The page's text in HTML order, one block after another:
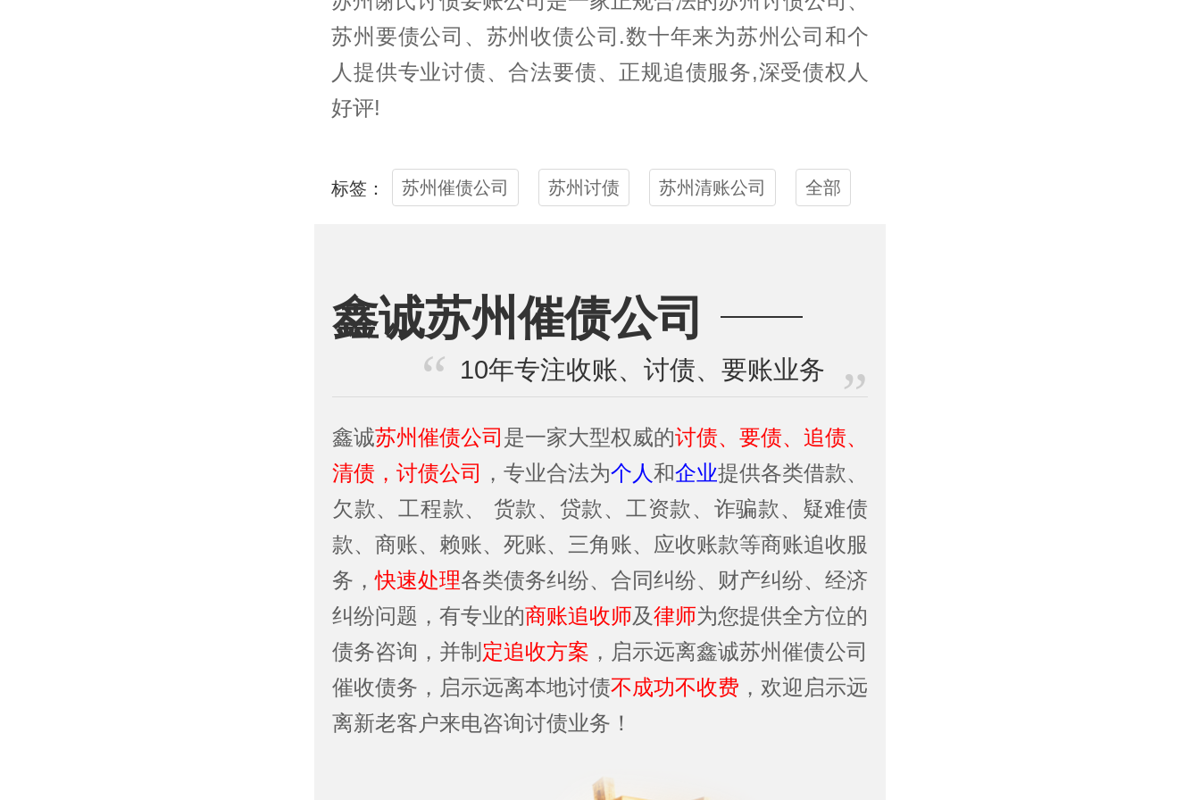
苏州 要债公司、苏州收债公司.数十年来为苏州公司和个
人提供专业讨债、合法要债、正规追债服务,深受债权人
好评!
标签： 苏州催债公司 苏州讨债 苏州清账公司 全部
鑫诚苏州催债公司
10年专注收账、讨债、要账业务
鑫诚苏州催债公司 是一家大型权威的讨债、要债、追债、
清债，讨债公司 ，专业合法为个人和企业提供各类借款、
欠款、工程款、 货款、贷款、工资款、诈骗款、疑难债
款、商账、赖账、死账、三角账、应收账款等商账追收服
务，快速处理各类债务纠纷、合同纠纷、财产纠纷、经济
纠纷问题，有专业的商账追收师及律师为您提供全方位的
债务咨询，并制 定追收方案 ，启示远离鑫诚苏州催债公司
催收债务，启示远离本地讨债不成功不收费 ，欢迎启示远
离新老客户来电咨询讨债业务！